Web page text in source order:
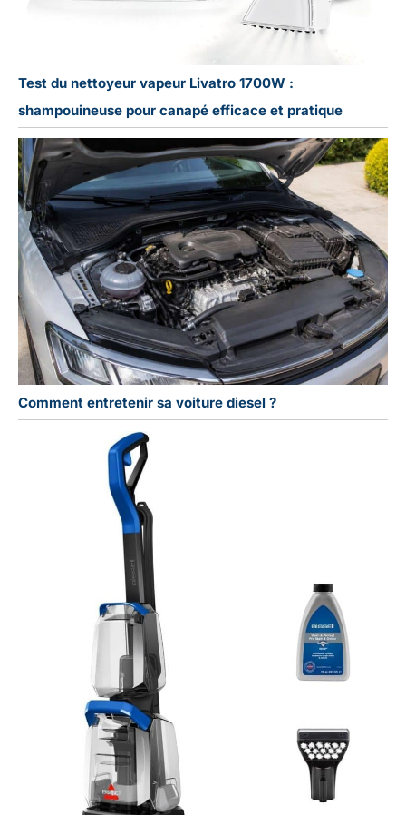
Test du nettoyeur vapeur Livatro 1700W :
shampouineuse pour canapé efficace et pratique
Comment entretenir sa voiture diesel ?